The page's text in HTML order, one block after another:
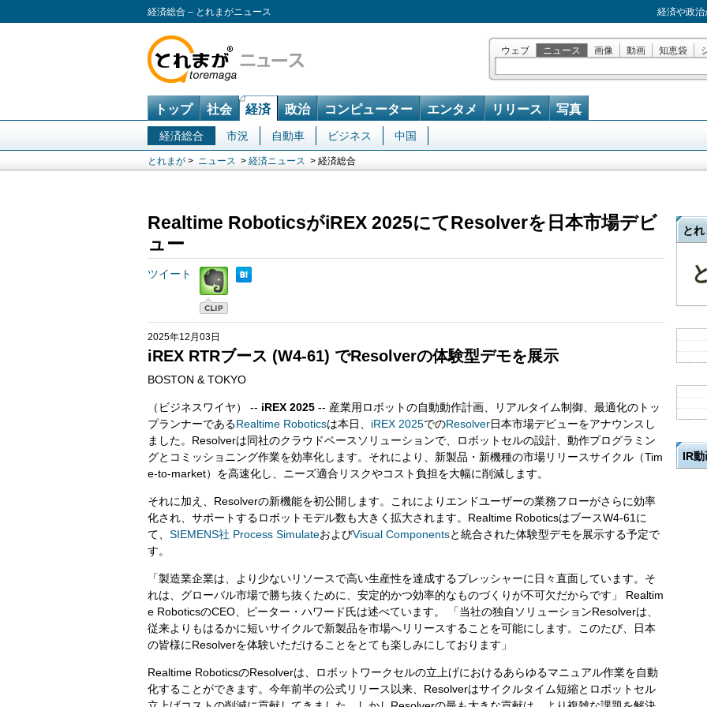
経済総合 – とれまがニュース 経済や政
ウェブ ニュース 画像 動画 知恵袋
トップ 社会 経済 政治 コンピューター エンタメ リリース 写真
経済総合 市況 自動車 ビジネス 中国
とれまが > ニュース > 経済ニュース > 経済総合
Realtime RoboticsがiREX 2025にてResolverを日本市場デビ
ュー
ツイート
2025年12月03日
iREX RTRブース (W4-61) でResolverの体験型デモを展示
BOSTON & TOKYO
（ビジネスワイヤ） -- iREX 2025 -- 産業用ロボットの自動動作計画、リアルタイム制御、最適化のトッ
プランナーであるRealtime Roboticsは本日、 iREX 2025でのResolver日本市場デビューをアナウンスし
ました。Resolverは同社のクラウドベースソリューションで、ロボットセルの設計、動作プログラミン
グとコミッショニング作業を効率化します。それにより、新製品・新機種の市場リリースサイクル（Tim
e-to-market）を高速化し、ニーズ適合リスクやコスト負担を大幅に削減します。
それに加え、Resolverの新機能を初公開します。これによりエンドユーザーの業務フローがさらに効率
化され、サポートするロボットモデル数も大きく拡大されます。Realtime RoboticsはブースW4-61に
て、 SIEMENS社 Process SimulateおよびVisual Componentsと統合された体験型デモを展示する予定で
す。
「製造業企業は、より少ないリソースで高い生産性を達成するプレッシャーに日々直面しています。そ
れは、グローバル市場で勝ち抜くために、安定的かつ効率的なものづくりが不可欠だからです」 Realtim
e RoboticsのCEO、ピーター・ハワード氏は述べています。 「当社の独自ソリューションResolverは、
従来よりもはるかに短いサイクルで新製品を市場へリリースすることを可能にします。このたび、日本
の皆様にResolverを体験いただけることをとても楽しみにしております」
Realtime RoboticsのResolverは、ロボットワークセルの立上げにおけるあらゆるマニュアル作業を自動
化することができます。今年前半の公式リリース以来、Resolverはサイクルタイム短縮とロボットセル
とれ
IR動